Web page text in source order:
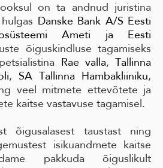
on ta andnud juristina
Danske Bank A/S Eesti
Ameti ja
Eesti
õiguskindluse tagamiseks
Rae valla, Tallinna
, SA Tallinna Hambakliiniku,
veel mitmete ettevõtete ja
kaitse vastavuse tagamisel.
õigusalasest taustast ning
isikuandmete kaitse
pakkuda õiguslikult